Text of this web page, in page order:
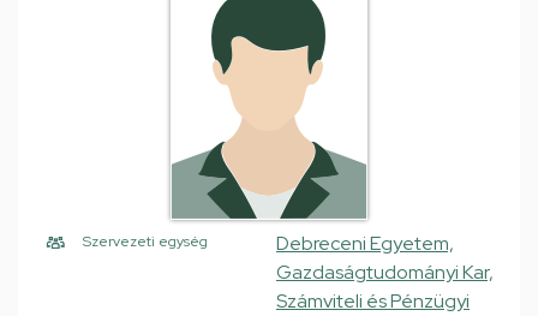
Szervezeti egység
Debreceni Egyetem,
Gazdaságtudományi Kar,
Számviteli és Pénzügyi